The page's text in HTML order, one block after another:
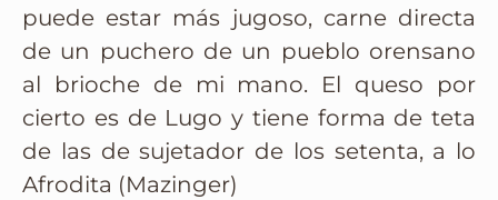
puede estar más jugoso, carne directa
de un puchero de un pueblo orensano
al brioche de mi mano. El queso por
cierto es de Lugo y tiene forma de teta
de las de sujetador de los setenta, a lo
Afrodita (Mazinger)